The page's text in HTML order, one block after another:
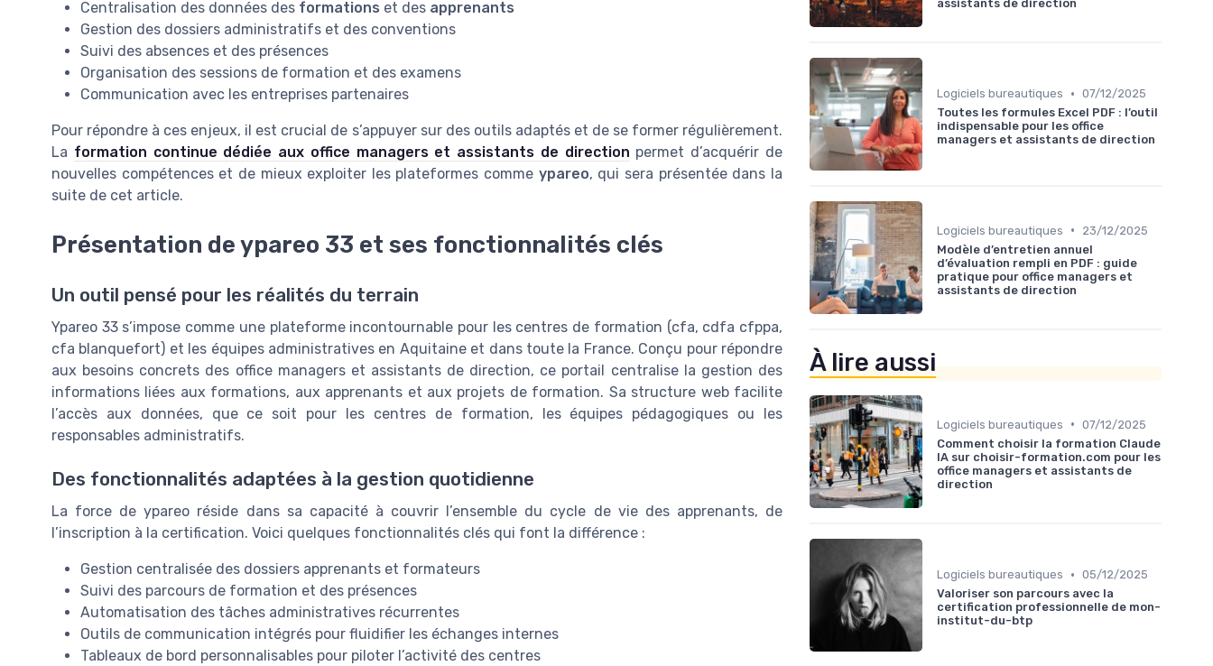
Centralisation des données des formations et des apprenants
Gestion des dossiers administratifs et des conventions
Suivi des absences et des présences
Organisation des sessions de formation et des examens
Communication avec les entreprises partenaires
Pour répondre à ces enjeux, il est crucial de s’appuyer sur des outils adaptés et de se former régulièrement.
La formation continue dédiée aux office managers et assistants de direction permet d’acquérir de
nouvelles compétences et de mieux exploiter les plateformes comme ypareo, qui sera présentée dans la
suite de cet article.
Présentation de ypareo 33 et ses fonctionnalités clés
Un outil pensé pour les réalités du terrain
Ypareo 33 s’impose comme une plateforme incontournable pour les centres de formation (cfa, cdfa cfppa,
cfa blanquefort) et les équipes administratives en Aquitaine et dans toute la France. Conçu pour répondre
aux besoins concrets des office managers et assistants de direction, ce portail centralise la gestion des
informations liées aux formations, aux apprenants et aux projets de formation. Sa structure web facilite
l’accès aux données, que ce soit pour les centres de formation, les équipes pédagogiques ou les
responsables administratifs.
Des fonctionnalités adaptées à la gestion quotidienne
La force de ypareo réside dans sa capacité à couvrir l’ensemble du cycle de vie des apprenants, de
l’inscription à la certification. Voici quelques fonctionnalités clés qui font la différence :
Gestion centralisée des dossiers apprenants et formateurs
Suivi des parcours de formation et des présences
Automatisation des tâches administratives récurrentes
Outils de communication intégrés pour fluidifier les échanges internes
Tableaux de bord personnalisables pour piloter l’activité des centres
assistants de direction
Logiciels bureautiques • 07/12/2025
Toutes les formules Excel PDF : l’outil
indispensable pour les office
managers et assistants de direction
Logiciels bureautiques •
23/12/2025
Modèle d’entretien annuel
d’évaluation rempli en PDF : guide
pratique pour office managers et
assistants de direction
À lire aussi
Logiciels bureautiques • 07/12/2025
Comment choisir la formation Claude
IA sur choisir-formation.com pour les
office managers et assistants de
direction
Logiciels bureautiques • 05/12/2025
Valoriser son parcours avec la
certification professionnelle de mon-
institut-du-btp